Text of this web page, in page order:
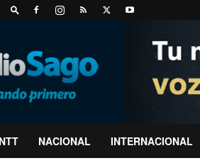
NACIONAL INTERNACIONAL